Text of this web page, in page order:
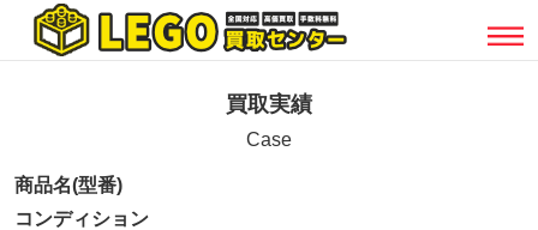
買取実績
Case
商品名(型番)
コンディション